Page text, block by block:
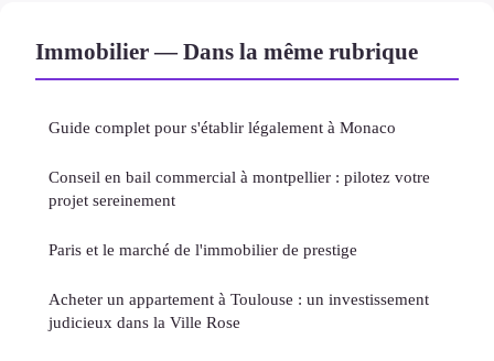
Immobilier — Dans la même rubrique
Guide complet pour s'établir légalement à Monaco
Conseil en bail commercial à montpellier : pilotez votre
projet sereinement
Paris et le marché de l'immobilier de prestige
Acheter un appartement à Toulouse : un investissement
judicieux dans la Ville Rose